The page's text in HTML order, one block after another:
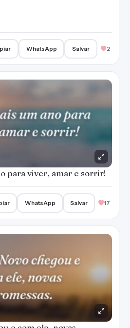
WhatsApp Salvar 2
para viver, amar e sorrir!
WhatsApp Salvar 17